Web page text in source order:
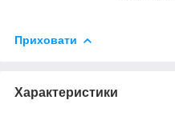
Приховати
Характеристики